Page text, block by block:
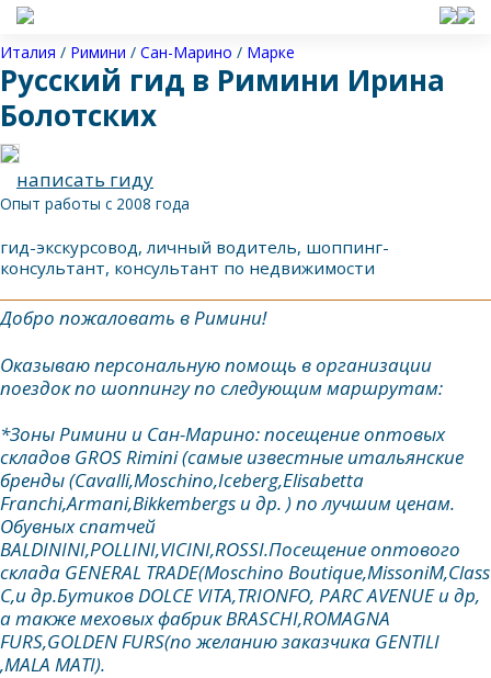
Италия / Римини / Сан-Марино / Марке
Русский гид в Римини Ирина
Болотских
написать гиду
Опыт работы с 2008 года
гид-экскурсовод, личный водитель, шоппинг-
консультант, консультант по недвижимости
Добро пожаловать в Римини!
Оказываю персональную помощь в организации
поездок по шоппингу по следующим маршрутам:
*Зоны Римини и Сан-Марино: посещение оптовых
складов GROS Rimini (самые известные итальянские
бренды (Сavalli,Moschino,Iceberg,Elisabetta
Franchi,Armani,Bikkembergs и др. ) по лучшим ценам.
Обувных спатчей
BALDININI,POLLINI,VICINI,ROSSI.Посещение оптового
склада GENERAL TRADE(Moschino Boutique,MissoniM,Class
C,и др.Бутиков DOLCE VITA,TRIONFO, PARC AVENUE и др,
а также меховых фабрик BRASCHI,ROMAGNA
FURS,GOLDEN FURS(по желанию заказчика GENTILI
,MALA MATI).